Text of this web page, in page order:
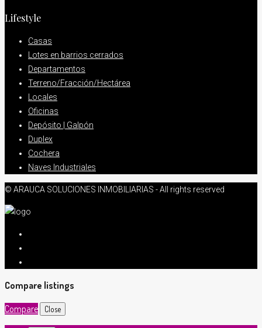
Lifestyle
Casas
Lotes en barrios cerrados
Departamentos
Terreno/Fracción/Hectárea
Locales
Oficinas
Depósito | Galpón
Duplex
Cochera
Naves Industriales
© ARAUCA SOLUCIONES INMOBILIARIAS - All rights reserved
Compare listings
Compare
Close